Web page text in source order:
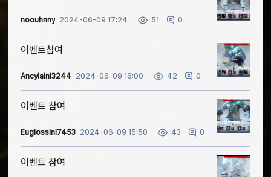
noouhnny 2024-06-09 17:24 51 0
이벤트참여
Ancylaini3244 2024-06-09 16:00 42 0
이벤트 참여
Euglossini7453 2024-06-09 15:50 43 0
이벤트 참여